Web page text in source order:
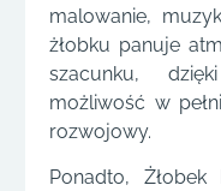
malowanie,
żłobku panuje
szacunku,
możliwość w
rozwojowy.
Ponadto,